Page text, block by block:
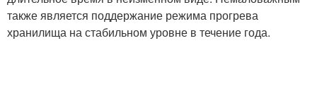
также является поддержание режима прогрева
хранилища на стабильном уровне в течение года.